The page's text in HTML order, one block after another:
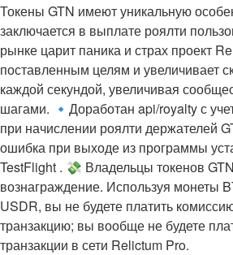
Токены GTN имеют уникальную
заключается в выплате роялти
рынке царит паника и страх проект
поставленным целям и увеличивает
каждой секундой, увеличивая
шагами. 🔹Доработан api/royalty с
при начислении роялти держателей
ошибка при выходе из программы
TestFlight . 💸 Владельцы токенов
вознаграждение. Используя монеты
USDR, вы не будете платить
транзакцию; вы вообще не будете
транзакции в сети Relictum Pro.